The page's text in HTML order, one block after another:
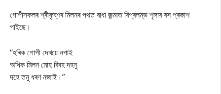
গোপীসকলৰ শ্ৰীকৃষ্ণৰ মিলনৰ পথত বাধা জন্মাত বিপ্ৰলম্ভ শৃঙ্গাৰ ৰস প্ৰকাশ
পাইছে।
‘‘হৰিক গোপী দেখয়ে নপাই
অধিক মিলন মোহ বিৰহ দহনু
দহে তনু ধৰণ নজাই।”